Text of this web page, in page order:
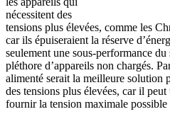
nécessitent des
tensions plus élevées, comme les
car ils épuiseraient la réserve
seulement une sous-performance
pléthore d’appareils non chargés.
alimenté serait la meilleure solution
des tensions plus élevées, car il
fournir la tension maximale